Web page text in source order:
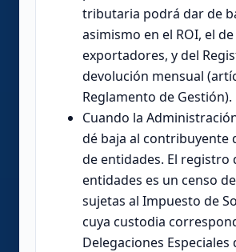
tributaria podrá dar de
asimismo en el ROI, el de
exportadores, y del
devolución mensual
Reglamento de Gestión).
Cuando la
dé baja al contribuyente
de entidades. El registro
entidades es un censo
sujetas al Impuesto de
cuya custodia
Delegaciones Especiales